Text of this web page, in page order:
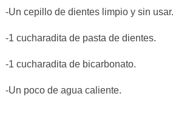
-Un cepillo de dientes limpio y sin usar.
-1 cucharadita de pasta de dientes.
-1 cucharadita de bicarbonato.
-Un poco de agua caliente.